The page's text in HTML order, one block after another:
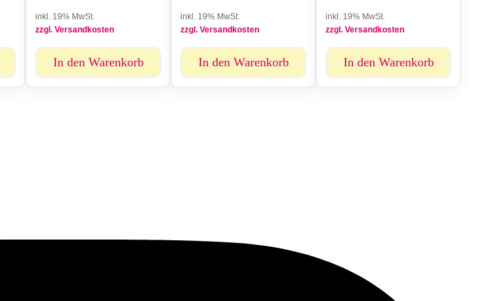
inkl. 19% MwSt.
zzgl. Versandkosten
In den Warenkorb
inkl. 19% MwSt.
zzgl. Versandkosten
In den Warenkorb
inkl. 19% MwSt.
zzgl. Versandkosten
In den Warenkorb